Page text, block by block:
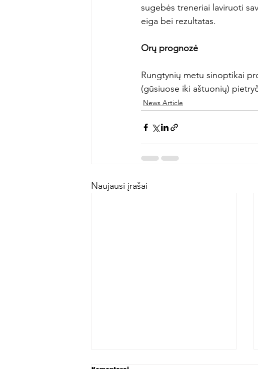
sugebės treneriai laviruoti
eiga bei rezultatas.
Orų prognozė
Rungtynių metu sinoptikai
(gūsiuose iki aštuonių)
News Article
Naujausi įrašai